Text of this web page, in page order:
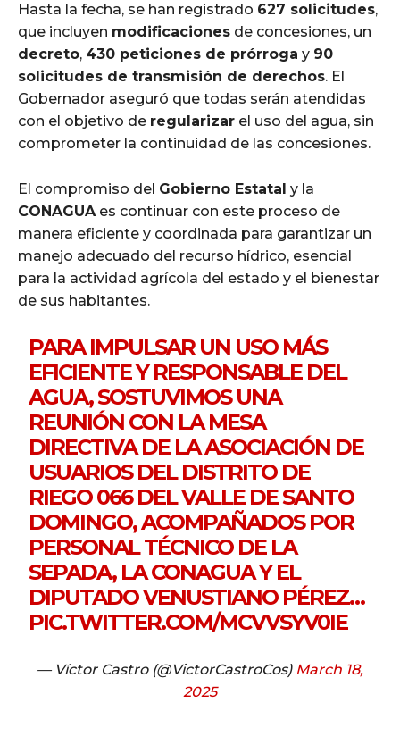
Hasta la fecha, se han registrado 627 solicitudes,
que incluyen modificaciones de concesiones, un
decreto, 430 peticiones de prórroga y 90
solicitudes de transmisión de derechos. El
Gobernador aseguró que todas serán atendidas
con el objetivo de regularizar el uso del agua, sin
comprometer la continuidad de las concesiones.
El compromiso del Gobierno Estatal y la
CONAGUAes continuar con este proceso de
manera eficiente y coordinada para garantizar un
manejo adecuado del recurso hídrico, esencial
para la actividad agrícola del estado y el bienestar
de sus habitantes.
PARA IMPULSAR UN USO MÁS
EFICIENTE Y RESPONSABLE DEL
AGUA, SOSTUVIMOS UNA
REUNIÓN CON LA MESA
DIRECTIVA DE LA ASOCIACIÓN DE
USUARIOS DEL DISTRITO DE
RIEGO 066 DEL VALLE DE SANTO
DOMINGO, ACOMPAÑADOS POR
PERSONAL TÉCNICO DE LA
SEPADA, LA CONAGUA Y EL
DIPUTADO VENUSTIANO PÉREZ…
PIC.TWITTER.COM/MCVVSYV0IE
— Víctor Castro (@VictorCastroCos) March 18,
2025